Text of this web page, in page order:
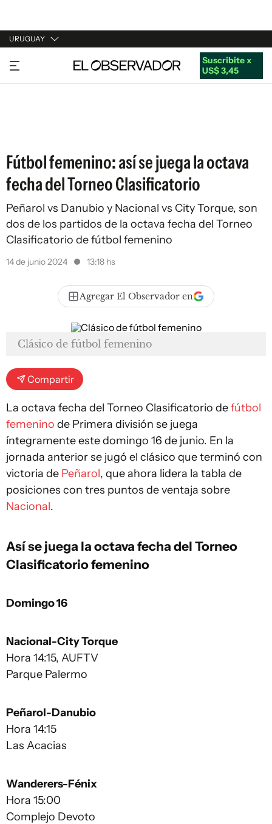
URUGUAY
URUGUAY
ARGENTINA
Suscribite x
US$ 3,45
Fútbol femenino: así se juega la octava
fecha del Torneo Clasificatorio
Peñarol vs Danubio y Nacional vs City Torque, son
dos de los partidos de la octava fecha del Torneo
Clasificatorio de fútbol femenino
14 de junio 2024 13:18 hs
Agregar El Observador en
Clásico de fútbol femenino
Compartir
La octava fecha del Torneo Clasificatorio defútbol
femenino de Primera división se juega
íntegramente este domingo 16 de junio. En la
jornada anterior se jugó el clásico que terminó con
victoria de Peñarol, que ahora lidera la tabla de
posiciones con tres puntos de ventaja sobre
Nacional.
Así se juega la octava fecha del Torneo
Clasificatorio femenino
Domingo 16
Nacional-City Torque
Hora 14:15, AUFTV
Parque Palermo
Peñarol-Danubio
Hora 14:15
Las Acacias
Wanderers-Fénix
Hora 15:00
Complejo Devoto